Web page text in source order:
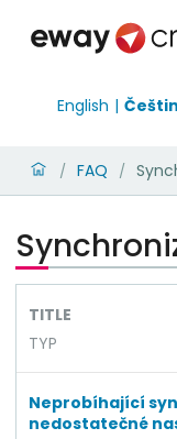
English
/ FAQ /
TITLE
TYP
Neprobíhající
nedostatečné